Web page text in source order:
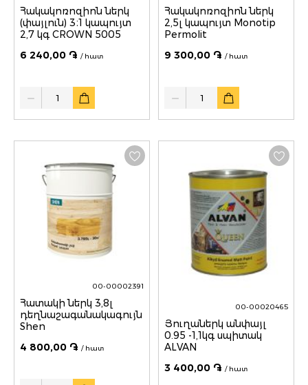
Հակակոռոզիոն ներկ
(փայլուն) 3։1 կապույտ
2,7 կգ CROWN 5005
6 240,00 ֏ / հատ
Հակակոռոզիոն ներկ
2,5լ կապույտ Monotip
Permolit
9 300,00 ֏ / հատ
00-00002391
Հատակի ներկ 3,8լ
դեղնաշագանակագույն
Shen
4 800,00 ֏ / հատ
00-00020465
Յուղաներկ անփայլ
0.95 -1,1կգ սպիտակ
ALVAN
3 400,00 ֏ / հատ